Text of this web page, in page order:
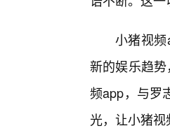
小猪视
新的娱乐趋
频app，与罗
光，让小猪视